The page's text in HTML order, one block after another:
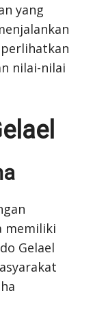
yang
nilai-nilai
memiliki
Gelael